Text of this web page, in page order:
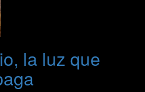
la luz que